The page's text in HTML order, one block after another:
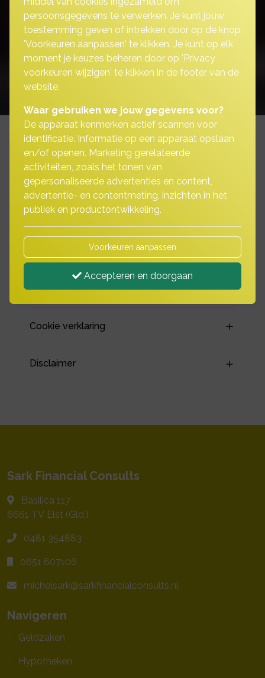
Vergelijkingskaarten
Algemene Voorwaarden
Beloningsbeleid medewerkers
Privacy verklaring
Cookie verklaring
Disclaimer
Sark Financial Consults
Basilica 117
6661 TV Elst (Gld.)
0481 354883
0651 607106
michelsark@sarkfinancialconsults.nl
Navigeren
Geldzaken
Hypotheken
persoonsgegevens te verwerken. Je kunt jouw
toestemming geven of intrekken door op de knop
'Voorkeuren aanpassen' te klikken. Je kunt op elk
moment je keuzes beheren door op 'Privacy
voorkeuren wijzigen' te klikken in de footer van de
website.
Waar gebruiken we jouw gegevens voor?
De apparaat kenmerken actief scannen voor
identificatie. Informatie op een apparaat opslaan
en/of openen. Marketing gerelateerde
activiteiten, zoals het tonen van
gepersonaliseerde advertenties en content,
advertentie- en contentmeting, inzichten in het
publiek en productontwikkeling.
Voorkeuren aanpassen
Accepteren en doorgaan